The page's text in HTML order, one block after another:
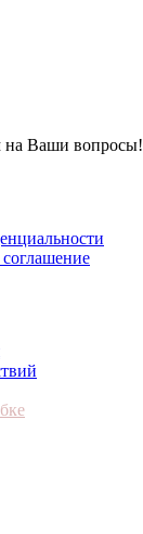
на Ваши вопросы!
соглашение